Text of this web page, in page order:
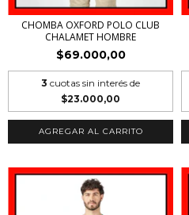
CHOMBA OXFORD POLO CLUB
CHALAMET HOMBRE
$69.000,00
3 cuotas sin interés de
$23.000,00
AGREGAR AL CARRITO